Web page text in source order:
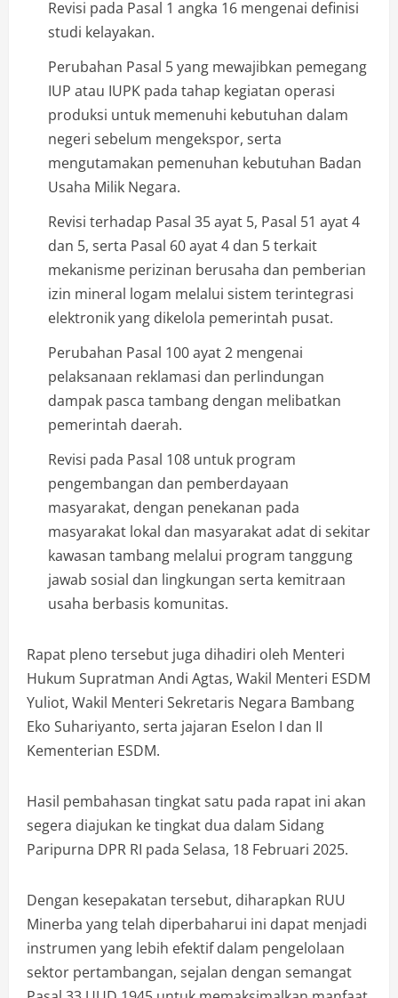
Revisi pada Pasal 1 angka 16 mengenai definisi
studi kelayakan.
Perubahan Pasal 5 yang mewajibkan pemegang
IUP atau IUPK pada tahap kegiatan operasi
produksi untuk memenuhi kebutuhan dalam
negeri sebelum mengekspor, serta
mengutamakan pemenuhan kebutuhan Badan
Usaha Milik Negara.
Revisi terhadap Pasal 35 ayat 5, Pasal 51 ayat 4
dan 5, serta Pasal 60 ayat 4 dan 5 terkait
mekanisme perizinan berusaha dan pemberian
izin mineral logam melalui sistem terintegrasi
elektronik yang dikelola pemerintah pusat.
Perubahan Pasal 100 ayat 2 mengenai
pelaksanaan reklamasi dan perlindungan
dampak pasca tambang dengan melibatkan
pemerintah daerah.
Revisi pada Pasal 108 untuk program
pengembangan dan pemberdayaan
masyarakat, dengan penekanan pada
masyarakat lokal dan masyarakat adat di sekitar
kawasan tambang melalui program tanggung
jawab sosial dan lingkungan serta kemitraan
usaha berbasis komunitas.
Rapat pleno tersebut juga dihadiri oleh Menteri
Hukum Supratman Andi Agtas, Wakil Menteri ESDM
Yuliot, Wakil Menteri Sekretaris Negara Bambang
Eko Suhariyanto, serta jajaran Eselon I dan II
Kementerian ESDM.
Hasil pembahasan tingkat satu pada rapat ini akan
segera diajukan ke tingkat dua dalam Sidang
Paripurna DPR RI pada Selasa, 18 Februari 2025.
Dengan kesepakatan tersebut, diharapkan RUU
Minerba yang telah diperbaharui ini dapat menjadi
instrumen yang lebih efektif dalam pengelolaan
sektor pertambangan, sejalan dengan semangat